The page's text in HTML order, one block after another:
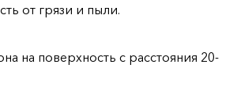
от грязи и пыли.
на поверхность с расстояния 20-